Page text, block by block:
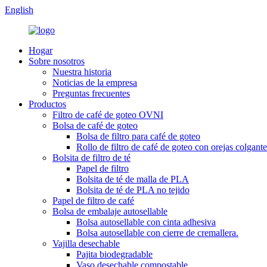
English
Hogar
Sobre nosotros
Nuestra historia
Noticias de la empresa
Preguntas frecuentes
Productos
Filtro de café de goteo OVNI
Bolsa de café de goteo
Bolsa de filtro para café de goteo
Rollo de filtro de café de goteo con orejas
Bolsita de filtro de té
Papel de filtro
Bolsita de té de malla de PLA
Bolsita de té de PLA no tejido
Papel de filtro de café
Bolsa de embalaje autosellable
Bolsa autosellable con cinta adhesiva
Bolsa autosellable con cierre de cremallera.
Vajilla desechable
Pajita biodegradable
Vaso desechable compostable